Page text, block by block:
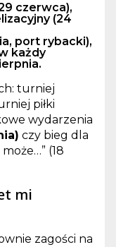
czerwca),
(24
port rybacki),
każdy
turniej
piłki
wydarzenia
czy bieg dla
(18
mi
zagości na